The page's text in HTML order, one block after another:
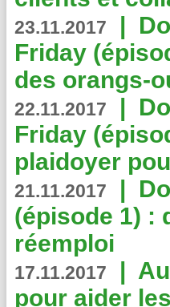
23.11.2017 |
Friday
des orangs-
22.11.2017 |
Friday
plaidoyer
21.11.2017 |
(épisode 1) :
réemploi
17.11.2017 |
pour aider